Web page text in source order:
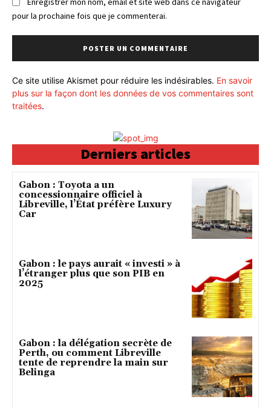
pour la prochaine fois que je commenterai.
Ce site utilise Akismet pour réduire les indésirables. En savoir
plus sur la façon dont les données de vos commentaires sont
traitées.
Derniers articles
Gabon : Toyota a un
concessionnaire officiel à
Libreville, l’État préfère Luxury
Car
Gabon : le pays aurait « investi » à
l’étranger plus que son PIB en
2025
Gabon : la délégation secrète de
Perth, ou comment Libreville
tente de reprendre la main sur
Belinga